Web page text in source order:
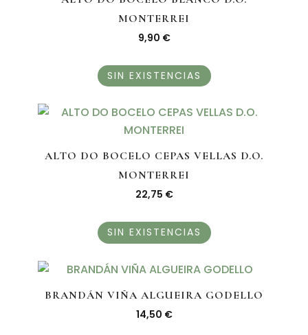
MONTERREI
9,90 €
SIN EXISTENCIAS
ALTO DO BOCELO CEPAS VELLAS D.O.
MONTERREI
22,75 €
SIN EXISTENCIAS
BRANDÁN VIÑA ALGUEIRA GODELLO
14,50 €